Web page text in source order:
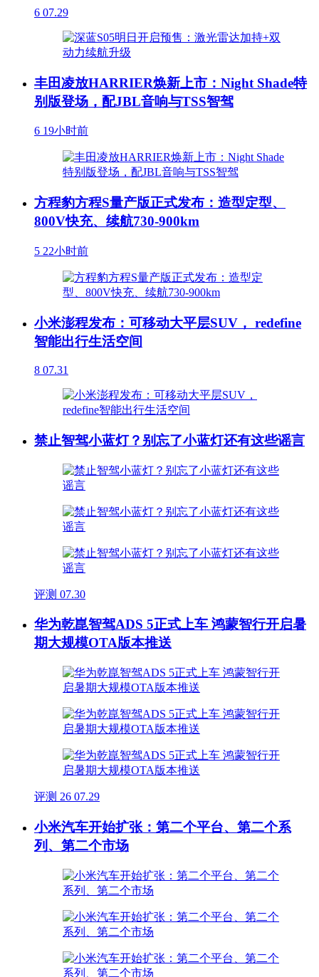
6 07.29
丰田凌放HARRIER焕新上市：Night Shade特
别版登场，配JBL音响与TSS智驾
6 19小时前
方程豹方程S量产版正式发布：造型定型、
800V快充、续航730-900km
5 22小时前
小米澎程发布：可移动大平层SUV， redefine
智能出行生活空间
8 07.31
禁止智驾小蓝灯？别忘了小蓝灯还有这些谣言
评测 07.30
华为乾崑智驾ADS 5正式上车 鸿蒙智行开启暑
期大规模OTA版本推送
评测 26 07.29
小米汽车开始扩张：第二个平台、第二个系
列、第二个市场